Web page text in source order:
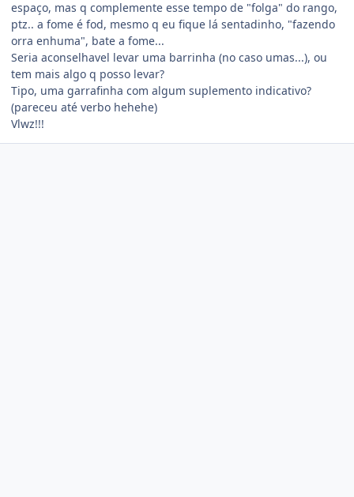
espaço, mas q complemente esse tempo de "folga" do rango,
ptz.. a fome é fod, mesmo q eu fique lá sentadinho, "fazendo
orra enhuma", bate a fome...
Seria aconselhavel levar uma barrinha (no caso umas...), ou
tem mais algo q posso levar?
Tipo, uma garrafinha com algum suplemento indicativo?
(pareceu até verbo hehehe)
Vlwz!!!